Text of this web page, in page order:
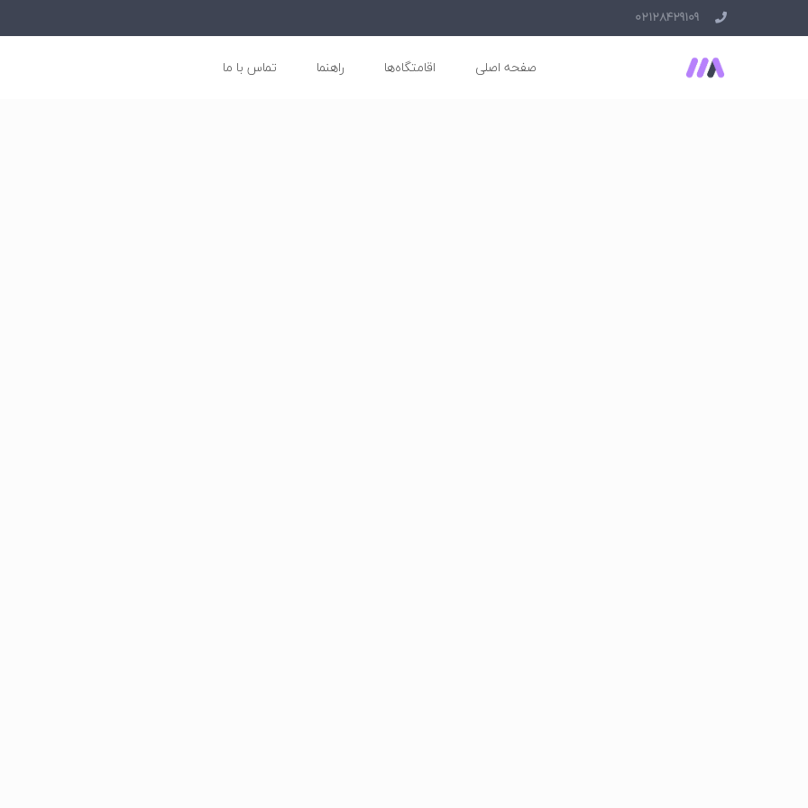
02128429109
صفحه اصلی اقامتگاه‌ها راهنما تماس با ما